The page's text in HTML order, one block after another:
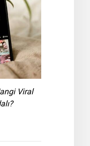
Viral